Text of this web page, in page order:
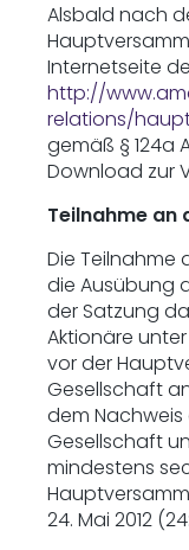
Alsbald nach
Internetseite
http://
relations/
gemäß § 124a
Download zur
Teilnahme an
Die Teilnahme
die Ausübung
der Satzung
Aktionäre
vor der
Gesellschaft
dem Nachweis
Gesellschaft
mindestens
24. Mai 2012